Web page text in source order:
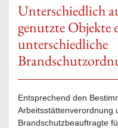
Unterschiedlich
genutzte Objekte
unterschiedliche
Entsprechend den
Arbeitsstättenverordnung
Brandschutzbeauftragte